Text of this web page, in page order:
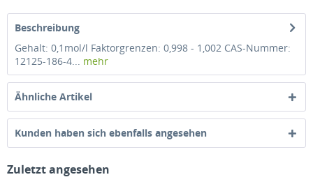
Beschreibung
Gehalt: 0,1mol/l Faktorgrenzen: 0,998 - 1,002 CAS-Nummer:
12125-186-4... mehr
Ähnliche Artikel
Kunden haben sich ebenfalls angesehen
Zuletzt angesehen